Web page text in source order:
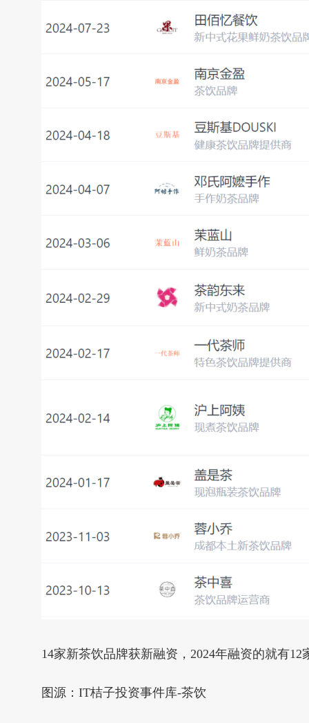
14家新茶饮品牌获新融资，2024年融资的就有12
图源：IT桔子投资事件库-茶饮